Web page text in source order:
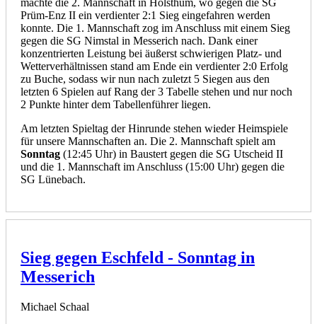
machte die 2. Mannschaft in Holsthum, wo gegen die SG
Prüm-Enz II ein verdienter 2:1 Sieg eingefahren werden
konnte. Die 1. Mannschaft zog im Anschluss mit einem Sieg
gegen die SG Nimstal in Messerich nach. Dank einer
konzentrierten Leistung bei äußerst schwierigen Platz- und
Wetterverhältnissen stand am Ende ein verdienter 2:0 Erfolg
zu Buche, sodass wir nun nach zuletzt 5 Siegen aus den
letzten 6 Spielen auf Rang der 3 Tabelle stehen und nur noch
2 Punkte hinter dem Tabellenführer liegen.
Am letzten Spieltag der Hinrunde stehen wieder Heimspiele
für unsere Mannschaften an. Die 2. Mannschaft spielt am
Sonntag (12:45 Uhr) in Baustert gegen die SG Utscheid II
und die 1. Mannschaft im Anschluss (15:00 Uhr) gegen die
SG Lünebach.
Sieg gegen Eschfeld - Sonntag in
Messerich
Michael Schaal